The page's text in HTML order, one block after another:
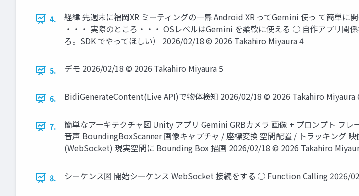
4.
経緯 先週末に福岡XR ミーティングの一幕 Android XR ってGemini 使っ て簡単に
・・・ 実際のところ・・・ OSレベルはGemini を柔軟に使える ○ 自作アプリ
ろ。SDK でやってほしい） 2026/02/18 © 2026 Takahiro Miyaura 4
5. デモ 2026/02/18 © 2026 Takahiro Miyaura 5
6. BidiGenerateContent(Live API)で物体検知 2026/02/18 © 2026 Takahiro Miyaura
7.
簡単なアーキテクチャ図 Unity アプリ Gemini GRBカメラ 画像 + プロンプト フ
音声 BoundingBoxScanner 画像キャプチャ / 座標変換 空間配置 / トラッキング
(WebSocket) 現実空間に Bounding Box 描画 2026/02/18 © 2026 Takahiro
8. シーケンス図 開始シーケンス WebSocket 接続をする ○ Function Calling 2026/